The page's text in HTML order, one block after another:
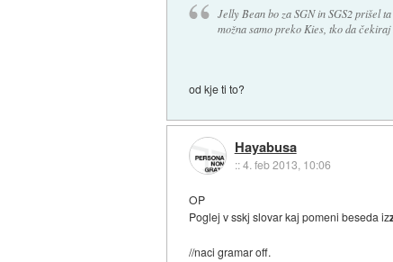
Jelly Bean bo za SGN in SGS2 prišel
možna samo preko Kies, tko da
od kje ti to?
Hayabusa
::4. feb 2013, 10:06
OP
Poglej v sskj slovar kaj pomeni beseda iz
//naci gramar off.